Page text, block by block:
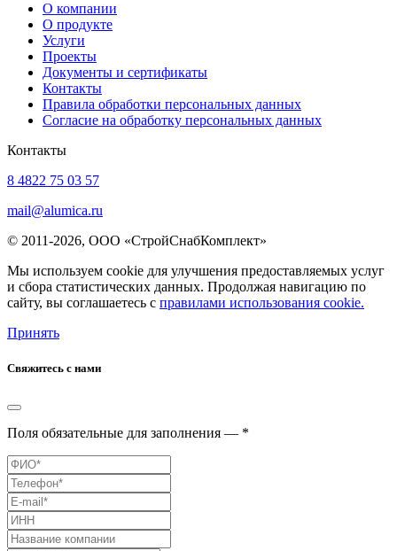
О компании
О продукте
Услуги
Проекты
Документы и сертификаты
Контакты
Правила обработки персональных данных
Согласие на обработку персональных данных
Контакты
8 4822 75 03 57
mail@alumica.ru
© 2011-2026, ООО «СтройСнабКомплект»
Мы используем cookie для улучшения предоставляемых услуг
и сбора статистических данных. Продолжая навигацию по
сайту, вы соглашаетесь с правилами использования cookie.
Принять
Свяжитесь с нами
Поля обязательные для заполнения — *